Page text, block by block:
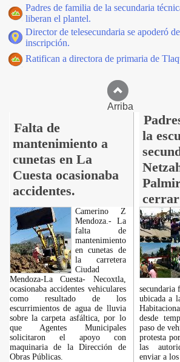
Padres de familia de la secundaria
liberan el plantel.
Director de telesecundaria se apoderó
inscripción.
Ratifican a directora de primaria de
Arriba
Falta de
mantenimiento a
cunetas en La
Cuesta ocasionaba
accidentes.
la
Camerino Z
Mendoza.- La
falta de
mantenimiento
en cunetas de
la carretera
Ciudad
Mendoza-La Cuesta- Necoxtla,
ocasionaba accidentes vehiculares
como resultado de los
escurrimientos de agua de lluvia
sobre la carpeta asfáltica, por lo
que Agentes Municipales
solicitaron el apoyo con
maquinaria de la Dirección de
Obras Públicas.
secundaria
ubicada a
desde
paso de
protesta
las
enviar a